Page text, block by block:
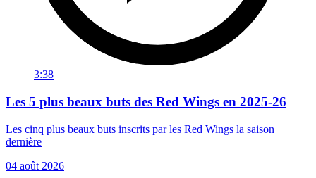
3:38
Les 5 plus beaux buts des Red Wings en 2025-26
Les cinq plus beaux buts inscrits par les Red Wings la saison
dernière
04 août 2026